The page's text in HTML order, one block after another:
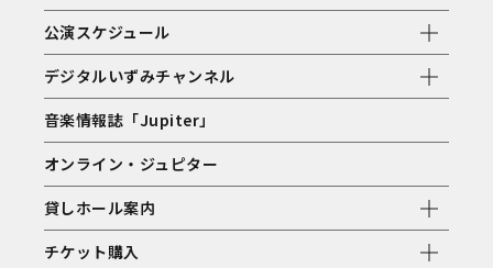
公演スケジュール
デジタルいずみチャンネル
音楽情報誌「Jupiter」
オンライン・ジュピター
貸しホール案内
チケット購入